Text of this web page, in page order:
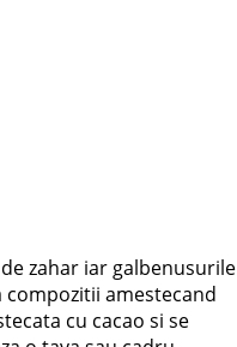
zahar iar galbenusurile
compozitii amestecand
cu cacao si se